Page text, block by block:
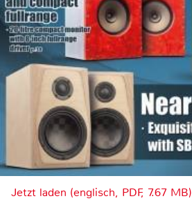
Jetzt laden (englisch, PDF, 7.67 MB)